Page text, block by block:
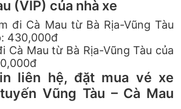
(VIP) của nhà xe
đi Cà Mau từ Bà Rịa-Vũng Tàu
430,000đ
Cà Mau từ Bà Rịa-Vũng Tàu của
liên hệ, đặt mua vé xe
Vũng Tàu – Cà Mau